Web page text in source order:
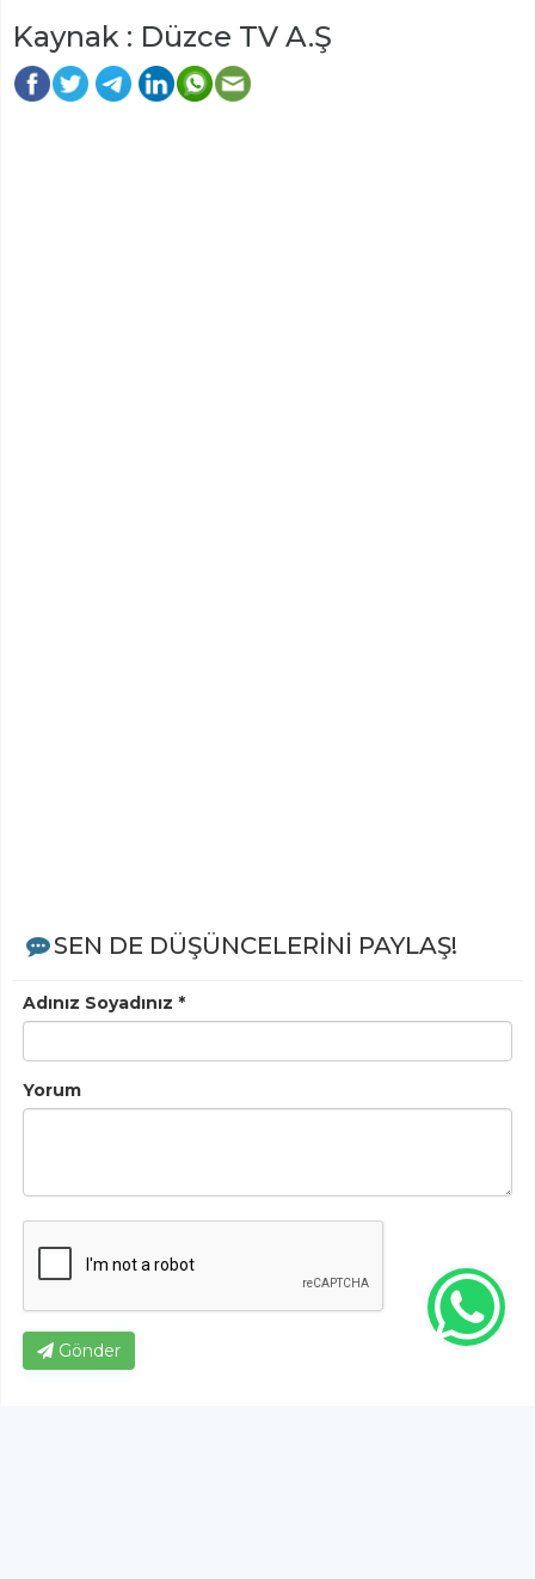
Kaynak : Düzce TV A.Ş
SEN DE DÜŞÜNCELERİNİ PAYLAŞ!
Adınız Soyadınız *
Yorum
Gönder